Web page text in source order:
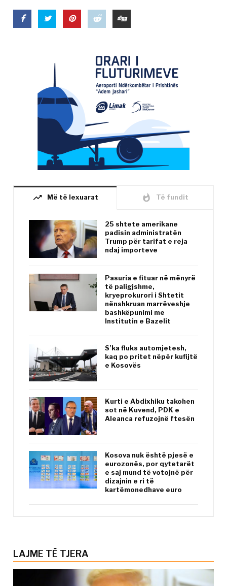
trending_up Më të lexuarat whatshot Të fundit
25 shtete amerikane
padisin administratën
Trump për tarifat e reja
ndaj importeve
Pasuria e fituar në mënyrë
të paligjshme,
kryeprokurori i Shtetit
nënshkruan marrëveshje
bashkëpunimi me
Institutin e Bazelit
S’ka fluks automjetesh,
kaq po pritet nëpër kufijtë
e Kosovës
Kurti e Abdixhiku takohen
sot në Kuvend, PDK e
Aleanca refuzojnë ftesën
Kosova nuk është pjesë e
eurozonës, por qytetarët
e saj mund të votojnë për
dizajnin e ri të
kartëmonedhave euro
LAJME TË TJERA